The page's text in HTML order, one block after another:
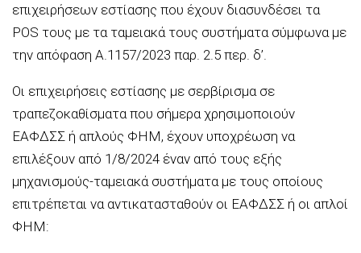
επιχειρήσεων εστίασης που έχουν διασυνδέσει τα
POS τους με τα ταμειακά τους συστήματα σύμφωνα με
την απόφαση Α.1157/2023 παρ. 2.5 περ. δ’.
Οι επιχειρήσεις εστίασης με σερβίρισμα σε
τραπεζοκαθίσματα που σήμερα χρησιμοποιούν
ΕΑΦΔΣΣ ή απλούς ΦΗΜ, έχουν υποχρέωση να
επιλέξουν από 1/8/2024 έναν από τους εξής
μηχανισμούς-ταμειακά συστήματα με τους οποίους
επιτρέπεται να αντικατασταθούν οι ΕΑΦΔΣΣ ή οι απλοί
ΦΗΜ: